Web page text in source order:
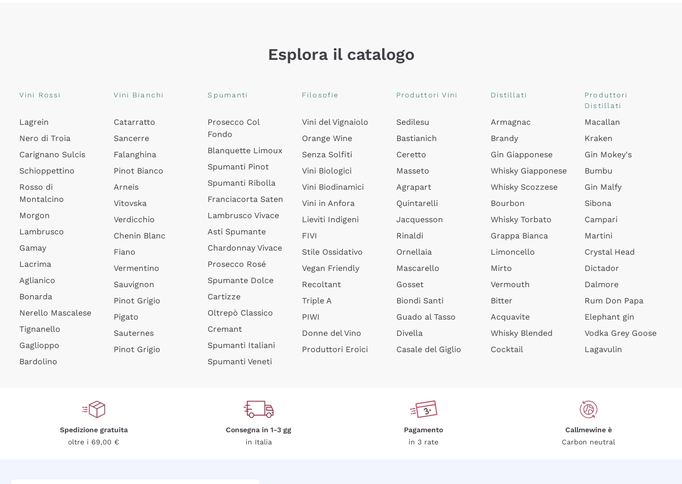
Esplora il catalogo
Vini Rossi
Lagrein
Nero di Troia
Carignano Sulcis
Schioppettino
Rosso di
Montalcino
Morgon
Lambrusco
Gamay
Lacrima
Aglianico
Bonarda
Nerello Mascalese
Tignanello
Gaglioppo
Bardolino
Vini Bianchi
Catarratto
Sancerre
Falanghina
Pinot Bianco
Arneis
Vitovska
Verdicchio
Chenin Blanc
Fiano
Vermentino
Sauvignon
Pinot Grigio
Pigato
Sauternes
Pinot Grigio
Spumanti
Prosecco Col
Fondo
Blanquette Limoux
Spumanti Pinot
Spumanti Ribolla
Franciacorta Saten
Lambrusco Vivace
Asti Spumante
Chardonnay Vivace
Prosecco Rosé
Spumante Dolce
Cartizze
Oltrepò Classico
Cremant
Spumanti Italiani
Spumanti Veneti
Filosofie
Vini del Vignaiolo
Orange Wine
Senza Solfiti
Vini Biologici
Vini Biodinamici
Vini in Anfora
Lieviti Indigeni
FIVI
Stile Ossidativo
Vegan Friendly
Recoltant
Triple A
PIWI
Donne del Vino
Produttori Eroici
Produttori Vini
Sedilesu
Bastianich
Ceretto
Masseto
Agrapart
Quintarelli
Jacquesson
Rinaldi
Ornellaia
Mascarello
Gosset
Biondi Santi
Guado al Tasso
Divella
Casale del Giglio
Distillati
Armagnac
Brandy
Gin Giapponese
Whisky Giapponese
Whisky Scozzese
Bourbon
Whisky Torbato
Grappa Bianca
Limoncello
Mirto
Vermouth
Bitter
Acquavite
Whisky Blended
Cocktail
Produttori
Distillati
Macallan
Kraken
Gin Mokey's
Bumbu
Gin Malfy
Sibona
Campari
Martini
Crystal Head
Dictador
Dalmore
Rum Don Papa
Elephant gin
Vodka Grey Goose
Lagavulin
Spedizione gratuita
oltre i 69,00 €
Consegna in 1-3 gg
in Italia
Pagamento
in 3 rate
Callmewine è
Carbon neutral